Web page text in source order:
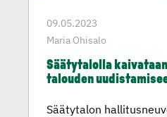
09.05.2023
Maria Ohisalo
Säätyta­lolla
talouden
Säätytalon